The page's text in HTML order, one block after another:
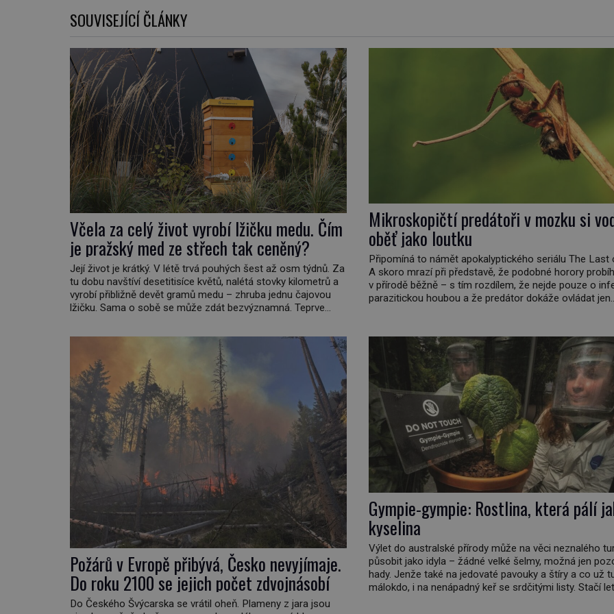
SOUVISEJÍCÍ ČLÁNKY
Včela za celý život vyrobí lžičku medu. Čím
je pražský med ze střech tak ceněný?
Její život je krátký. V létě trvá pouhých šest až osm týdnů. Za
tu dobu navštíví desetitisíce květů, nalétá stovky kilometrů a
vyrobí přibližně devět gramů medu – zhruba jednu čajovou
lžičku. Sama o sobě se může zdát bezvýznamná. Teprve
včelstva, vznikne jeden z nejdokonalejších organismů […]
Mikroskopičtí predátoři v mozku si
oběť jako loutku
Připomíná to námět apokalyptického seriálu The Last
A skoro mrazí při představě, že podobné horory
v přírodě běžně – s tím rozdílem, že nejde pouze o
parazitickou houbou a že predátor dokáže ovládat jen
[…]
Požárů v Evropě přibývá, Česko nevyjímaje.
Do roku 2100 se jejich počet zdvojnásobí
Do Českého Švýcarska se vrátil oheň. Plameny z jara jsou
Gympie-gympie: Rostlina, která pálí
kyselina
Výlet do australské přírody může na věci neznalého
působit jako idyla – žádné velké šelmy, možná jen
hady. Jenže také na jedovaté pavouky a štíry a co už
málokdo, i na nenápadný keř se srdčitými listy. Stačí